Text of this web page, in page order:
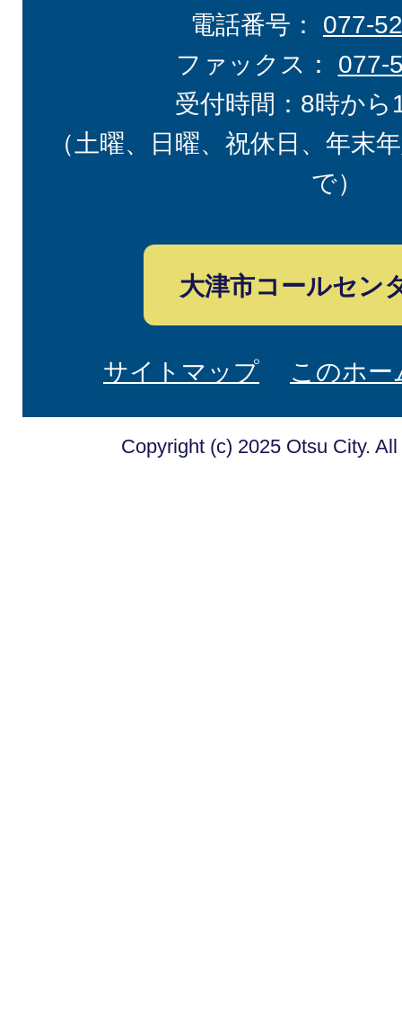
電話番号： 077-
ファックス： 077-
受付時間：8時から
（土曜、日曜、祝休日、年末
で）
大津市コールセン
サイトマップ このホ
Copyright (c) 2025 Otsu City.